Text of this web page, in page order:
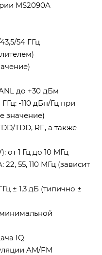
MS2090A
54 ГГц
до +30 дБм
-110 дБн/Гц при
значение)
TDD, RF, а также
от 1 Гц до 10 МГц
55, 110 МГц (зависит
± 1,3 дБ (типично ±
IQ
AM/FM